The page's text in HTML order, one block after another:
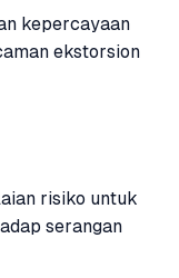
kepercayaan
ekstorsion
risiko untuk
serangan